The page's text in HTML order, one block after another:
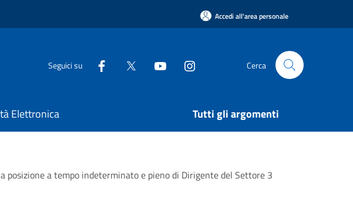
Accedi all'area personale
Seguici su Cerca
Elettronica Tutti gli argomenti
a tempo indeterminato e pieno di Dirigente del Settore 3